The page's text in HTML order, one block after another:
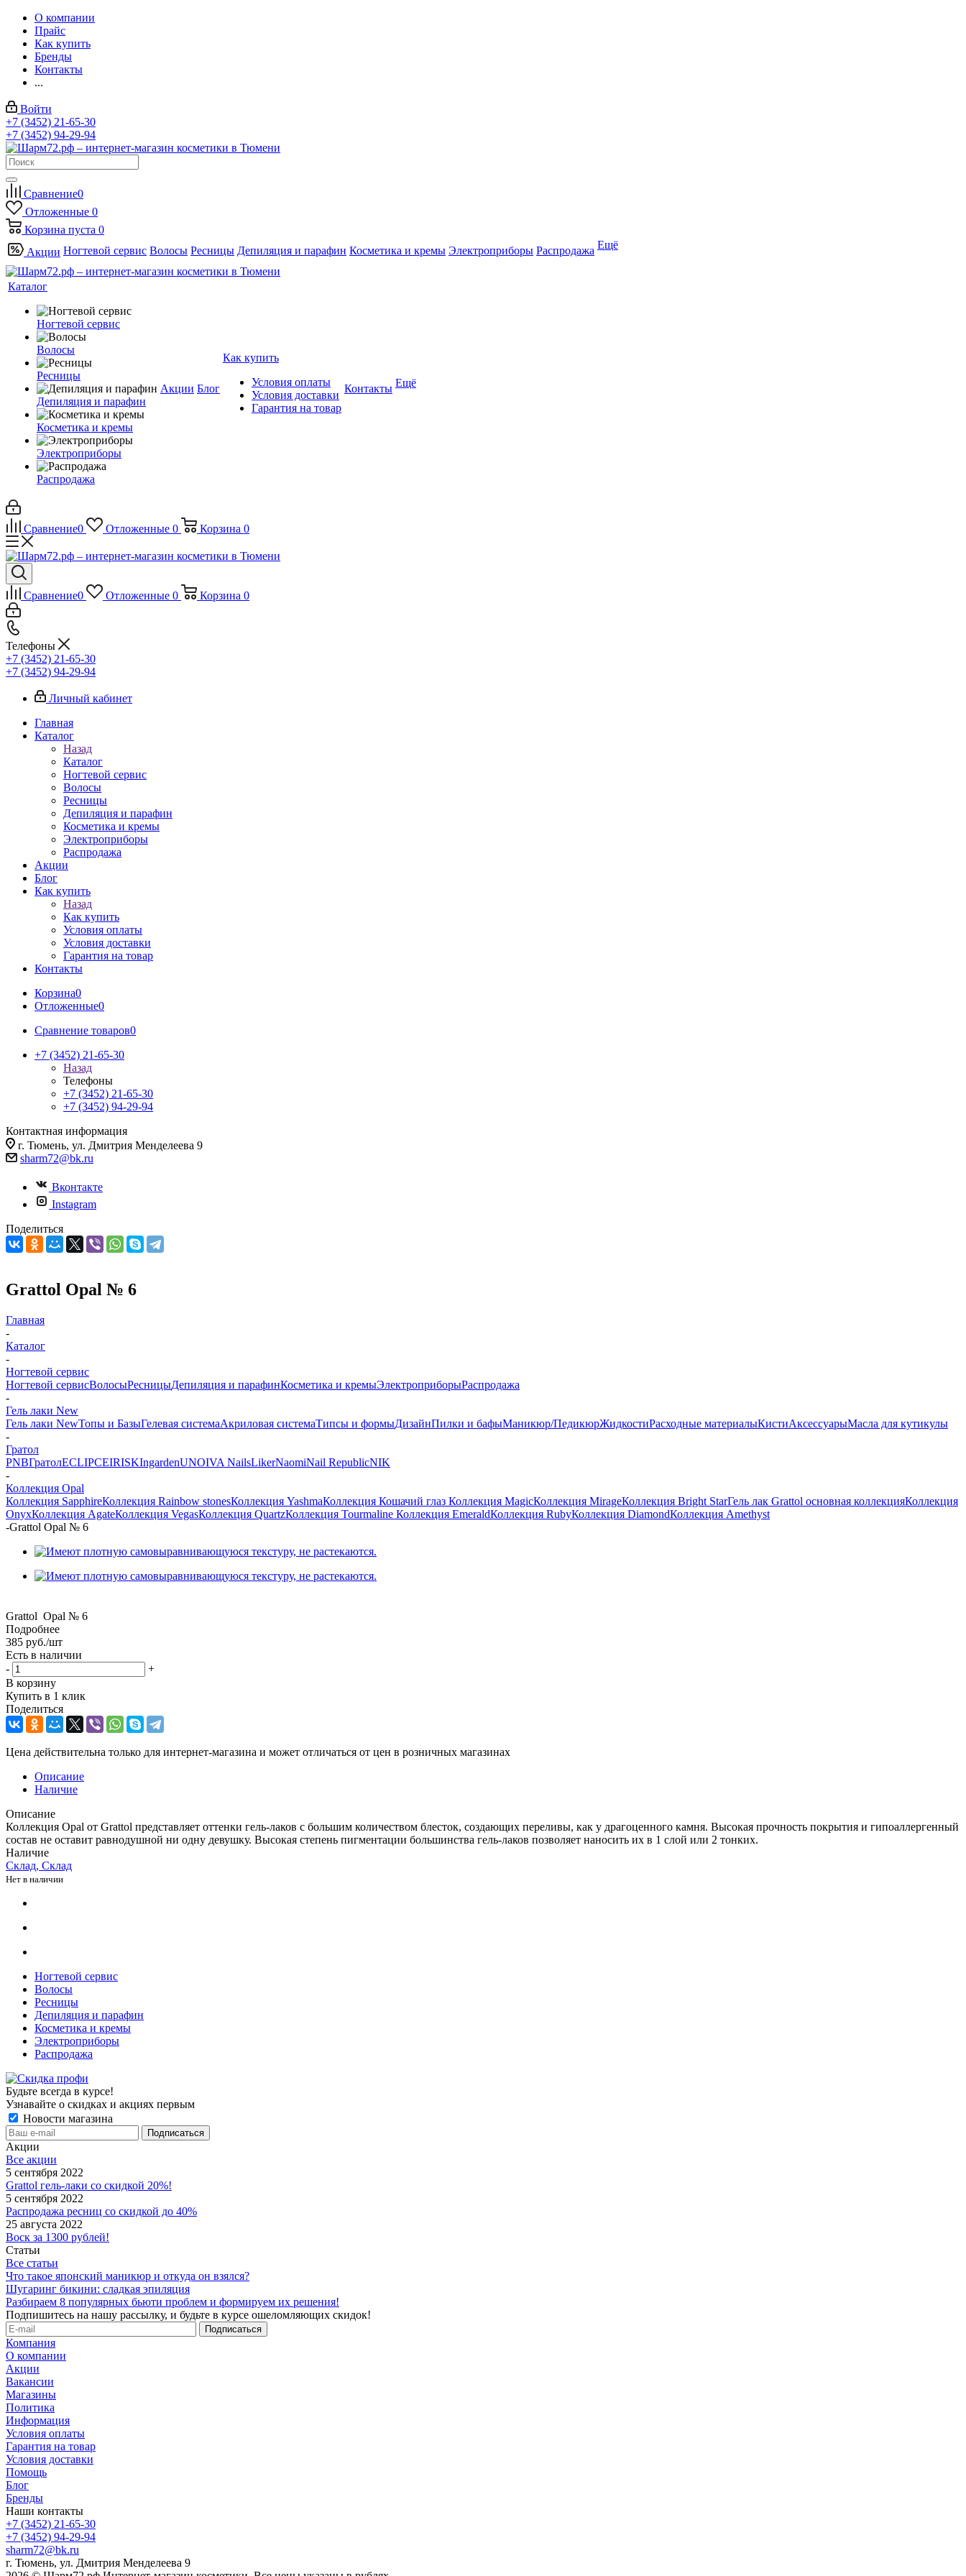
О компании
Прайс
Как купить
Бренды
Контакты
...
Войти
+7 (3452) 21-65-30
+7 (3452) 94-29-94
Сравнение0
Отложенные 0
Корзина пуста 0
Акции Ногтевой сервис Волосы Ресницы Депиляция и парафин Косметика и кремы Электроприборы Распродажа Ещё
Каталог
Ногтевой сервис
Волосы
Ресницы
Депиляция и парафин
Косметика и кремы
Электроприборы
Распродажа
Акции Блог
Как купить
Условия оплаты
Условия доставки
Гарантия на товар
Контакты Ещё
Сравнение0 Отложенные 0 Корзина 0
Сравнение0 Отложенные 0 Корзина 0
Телефоны
+7 (3452) 21-65-30
+7 (3452) 94-29-94
Личный кабинет
Главная
Каталог
Назад
Каталог
Ногтевой сервис
Волосы
Ресницы
Депиляция и парафин
Косметика и кремы
Электроприборы
Распродажа
Акции
Блог
Как купить
Назад
Как купить
Условия оплаты
Условия доставки
Гарантия на товар
Контакты
Корзина0
Отложенные0
Сравнение товаров0
+7 (3452) 21-65-30
Назад
Телефоны
+7 (3452) 21-65-30
+7 (3452) 94-29-94
Контактная информация
г. Тюмень, ул. Дмитрия Менделеева 9
sharm72@bk.ru
Вконтакте
Instagram
Поделиться
Grattol Opal № 6
Главная
-
Каталог
-
Ногтевой сервис
Ногтевой сервисВолосыРесницыДепиляция и парафинКосметика и кремыЭлектроприборыРаспродажа
-
Гель лаки New
Гель лаки NewТопы и БазыГелевая системаАкриловая системаТипсы и формыДизайнПилки и бафыМаникюр/ПедикюрЖидкостиРасходные материалыКистиАксессуарыМасла для кутикулы
-
Гратол
PNBГратолECLIPCEIRISKIngardenUNOIVA NailsLikerNaomiNail RepublicNIK
-
Коллекция Opal
Коллекция SapphireКоллекция Rainbow stonesКоллекция YashmaКоллекция Кошачий глаз Коллекция MagicКоллекция MirageКоллекция Bright StarГель лак Grattol основная коллекцияКоллекция
OnyxКоллекция AgateКоллекция VegasКоллекция QuartzКоллекция Tourmaline Коллекция EmeraldКоллекция RubyКоллекция DiamondКоллекция Amethyst
-Grattol Opal № 6
Grattol Opal № 6
Подробнее
385 руб./шт
Есть в наличии
-
+
В корзину
Купить в 1 клик
Поделиться
Цена действительна только для интернет-магазина и может отличаться от цен в розничных магазинах
Описание
Наличие
Описание
Коллекция Opal от Grattol представляет оттенки гель-лаков с большим количеством блесток, создающих переливы, как у драгоценного камня. Высокая прочность покрытия и гипоаллергенный
состав не оставит равнодушной ни одну девушку. Высокая степень пигментации большинства гель-лаков позволяет наносить их в 1 слой или 2 тонких.
Наличие
Склад, Склад
Нет в наличии
Ногтевой сервис
Волосы
Ресницы
Депиляция и парафин
Косметика и кремы
Электроприборы
Распродажа
Будьте всегда в курсе!
Узнавайте о скидках и акциях первым
Новости магазина
Акции
Все акции
5 сентября 2022
Grattol гель-лаки со скидкой 20%!
5 сентября 2022
Распродажа ресниц со скидкой до 40%
25 августа 2022
Воск за 1300 рублей!
Статьи
Все статьи
Что такое японский маникюр и откуда он взялся?
Шугаринг бикини: сладкая эпиляция
Разбираем 8 популярных бьюти проблем и формируем их решения!
Подпишитесь на нашу рассылку, и будьте в курсе ошеломляющих скидок!
Компания
О компании
Акции
Вакансии
Магазины
Политика
Информация
Условия оплаты
Гарантия на товар
Условия доставки
Помощь
Блог
Бренды
Наши контакты
+7 (3452) 21-65-30
+7 (3452) 94-29-94
sharm72@bk.ru
г. Тюмень, ул. Дмитрия Менделеева 9